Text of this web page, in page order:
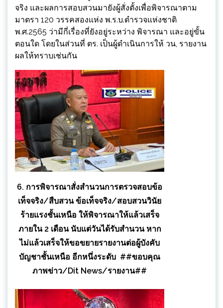
จริง และผลการสอบสวนมายังผู้สั่งตั้งเพื่อพิจารณาตาม
มาตรา 120 วรรคสองแห่ง พ.ร.บ.ตำรวจแห่งชาติ
พ.ศ.2565 ว่ามีกี่เรื่องที่ยังอยู่ระหว่าง พิจารณา และอยู่ขั้น
ตอนใด โดยในส่วนที่ ตร. เป็นผู้ดำเนินการให้ วน, รายงาน
ผลให้ทราบเช่นกัน
6. การพิจารณาสั่งสำนวนการตรวจสอบข้อ
เท็จจริง/สืบสวน ข้อเท็จจริง/สอบสวนวินัย
ร้ายแรงชั้นเหนือ ให้พิจารณาให้แล้วเสร็จ
ภายใน 2 เดือน นับแต่วันได้รับสำนวน หาก
ไม่แล้วเสร็จให้ขอขยายรายงานต่อผู้บังคับ
บัญชาชั้นเหนือ อีกหนึ่งระดับ ##ขอบคุณ
ภาพข่าว/Dit News/รายงาน##